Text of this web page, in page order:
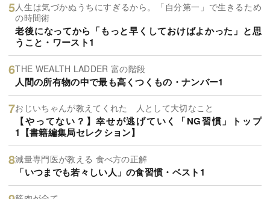
人生は気づかぬうちにすぎるから。「自分第一」で生きるため
の時間術
老後になってから「もっと早くしておけばよかった」と思
うこと・ワースト1
THE WEALTH LADDER 富の階段
人間の所有物の中で最も高くつくもの・ナンバー1
おじいちゃんが教えてくれた 人として大切なこと
【やってない？】幸せが逃げていく「NG習慣」トップ
1【書籍編集局セレクション】
減量専門医が教える 食べ方の正解
「いつまでも若々しい人」の食習慣・ベスト1